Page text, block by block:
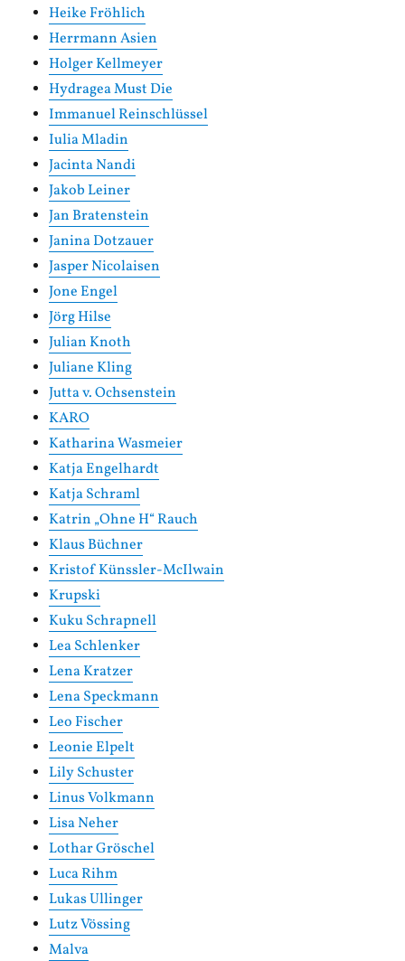
Heike Fröhlich
Herrmann Asien
Holger Kellmeyer
Hydragea Must Die
Immanuel Reinschlüssel
Iulia Mladin
Jacinta Nandi
Jakob Leiner
Jan Bratenstein
Janina Dotzauer
Jasper Nicolaisen
Jone Engel
Jörg Hilse
Julian Knoth
Juliane Kling
Jutta v. Ochsenstein
KARO
Katharina Wasmeier
Katja Engelhardt
Katja Schraml
Katrin „Ohne H“ Rauch
Klaus Büchner
Kristof Künssler-McIlwain
Krupski
Kuku Schrapnell
Lea Schlenker
Lena Kratzer
Lena Speckmann
Leo Fischer
Leonie Elpelt
Lily Schuster
Linus Volkmann
Lisa Neher
Lothar Gröschel
Luca Rihm
Lukas Ullinger
Lutz Vössing
Malva